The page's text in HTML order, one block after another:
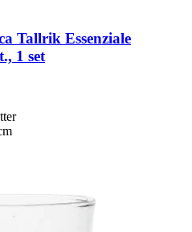
Tallrik Essenziale
1 set